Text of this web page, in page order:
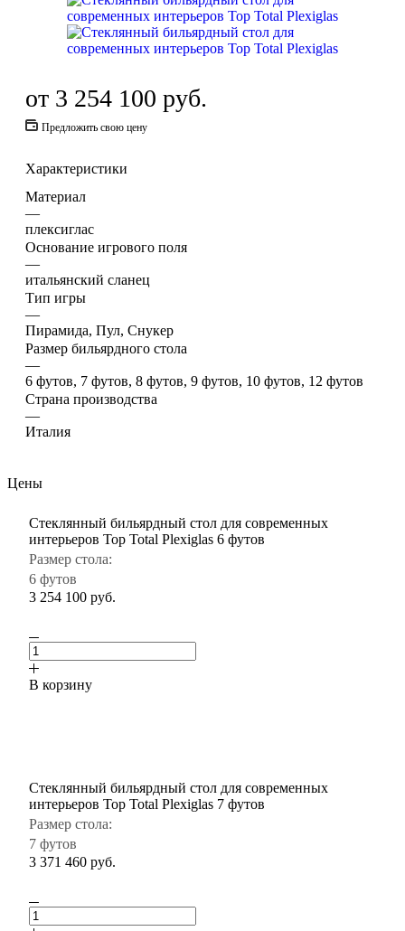
от 3 254 100 руб.
Предложить свою цену
Характеристики
Материал
—
плексиглас
Основание игрового поля
—
итальянский сланец
Тип игры
—
Пирамида, Пул, Снукер
Размер бильярдного стола
—
6 футов, 7 футов, 8 футов, 9 футов, 10 футов, 12 футов
Страна производства
—
Италия
Цены
Стеклянный бильярдный стол для современных
интерьеров Top Total Plexiglas 6 футов
Размер стола:
6 футов
3 254 100 руб.
В корзину
Стеклянный бильярдный стол для современных
интерьеров Top Total Plexiglas 7 футов
Размер стола:
7 футов
3 371 460 руб.